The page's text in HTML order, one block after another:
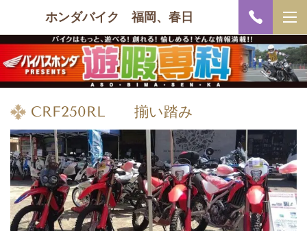
ホンダバイク 福岡、春日
CRF250RL 揃い踏み